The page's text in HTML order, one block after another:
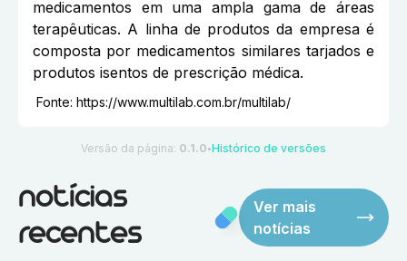
medicamentos em uma ampla gama de áreas
terapêuticas. A linha de produtos da empresa é
composta por medicamentos similares tarjados e
produtos isentos de prescrição médica.
Fonte: https://www.multilab.com.br/multilab/
Versão da página: 0.1.0 ●Histórico de versões
notícias
recentes
Ver mais
notícias